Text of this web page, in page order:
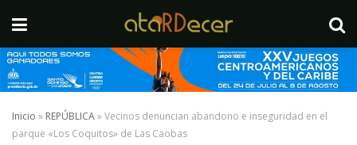
Inicio » REPÚBLICA»Vecinos denuncian abandono e inseguridad en el
parque «Los Coquitos» de Las Caobas